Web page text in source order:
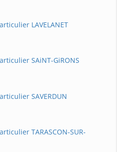
LAVELANET
SAiNT-GiRONS
SAVERDUN
TARASCON-SUR-